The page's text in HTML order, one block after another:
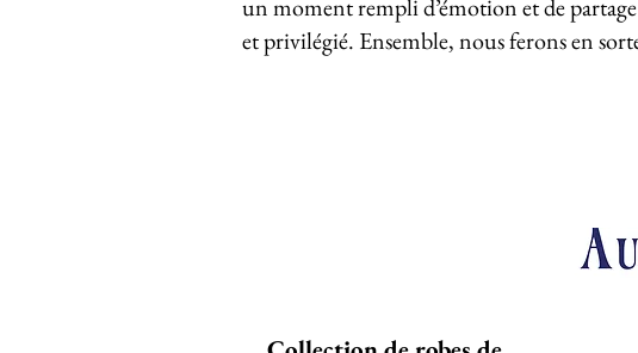
un moment rempli d’émotion et de
et privilégié. Ensemble, nous ferons en